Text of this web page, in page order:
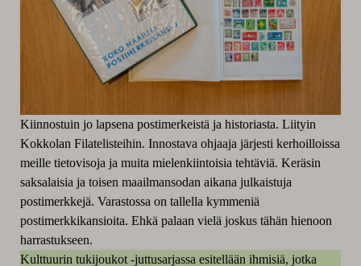
Kiinnostuin jo lapsena postimerkeistä ja historiasta. Liityin
Kokkolan Filatelisteihin. Innostava ohjaaja järjesti kerhoilloissa
meille tietovisoja ja muita mielenkiintoisia tehtäviä. Keräsin
saksalaisia ja toisen maailmansodan aikana julkaistuja
postimerkkejä. Varastossa on tallella kymmeniä
postimerkkikansioita. Ehkä palaan vielä joskus tähän hienoon
harrastukseen.
Kulttuurin tukijoukot -juttusarjassa esitellään ihmisiä, jotka